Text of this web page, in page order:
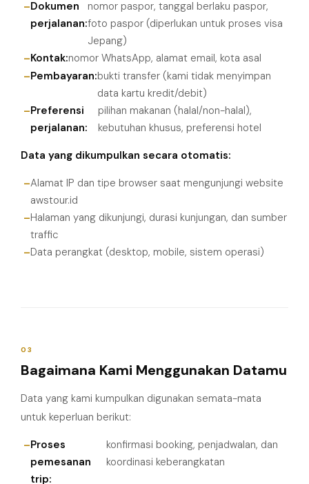
Dokumen
perjalanan:
nomor paspor, tanggal berlaku paspor,
foto paspor (diperlukan untuk proses visa
Jepang)
Kontak:nomor WhatsApp, alamat email, kota asal
Pembayaran:bukti transfer (kami tidak menyimpan
data kartu kredit/debit)
Preferensi
perjalanan:
pilihan makanan (halal/non-halal),
kebutuhan khusus, preferensi hotel
Data yang dikumpulkan secara otomatis:
Alamat IP dan tipe browser saat mengunjungi website
awstour.id
Halaman yang dikunjungi, durasi kunjungan, dan sumber
traffic
Data perangkat (desktop, mobile, sistem operasi)
03
Bagaimana Kami Menggunakan Datamu
Data yang kami kumpulkan digunakan semata-mata
untuk keperluan berikut:
Proses
pemesanan
trip:
konfirmasi booking, penjadwalan, dan
koordinasi keberangkatan